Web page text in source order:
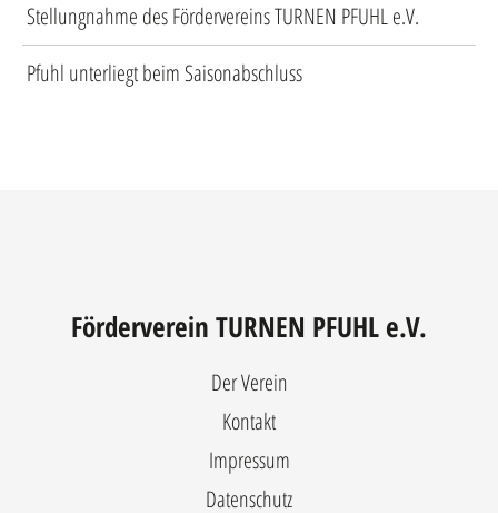
Stellungnahme des Fördervereins TURNEN PFUHL e.V.
Pfuhl unterliegt beim Saisonabschluss
Förderverein TURNEN PFUHL e.V.
Der Verein
Kontakt
Impressum
Datenschutz